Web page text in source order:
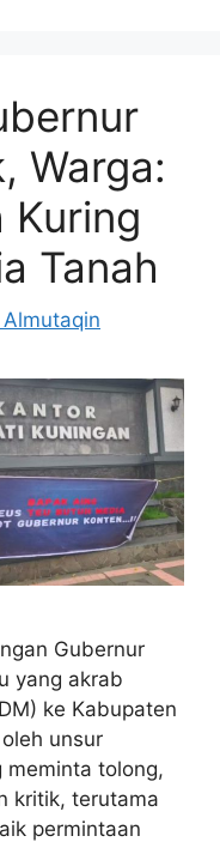
Warga:
Kuring
Tanah
Gubernur
yang akrab
ke Kabupaten
unsur
meminta tolong,
kritik, terutama
permintaan